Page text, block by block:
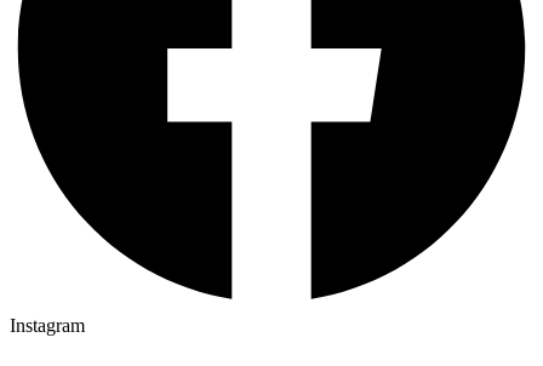
Instagram